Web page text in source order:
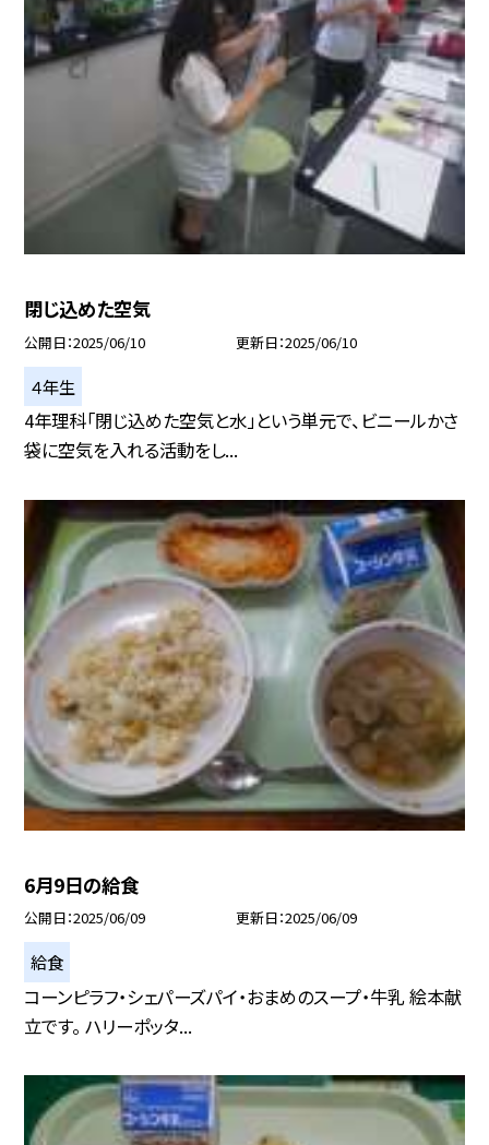
閉じ込めた空気
公開日 2025/06/10 更新日 2025/06/10
４年生
4年理科「閉じ込めた空気と水」という単元で、ビニールかさ
袋に空気を入れる活動をし...
6月9日の給食
公開日 2025/06/09 更新日 2025/06/09
給食
コーンピラフ・シェパーズパイ・おまめのスープ・牛乳 絵本献
立です。 ハリーポッタ...